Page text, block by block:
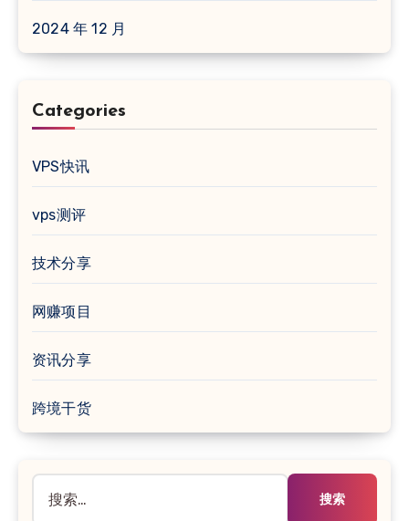
2024 年 12 月
Categories
VPS快讯
vps测评
技术分享
网赚项目
资讯分享
跨境干货
索：